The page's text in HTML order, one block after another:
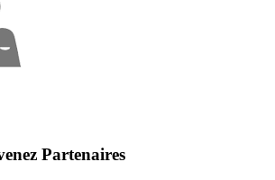
Partenaires